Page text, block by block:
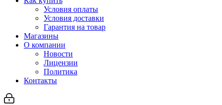
Условия оплаты
Условия доставки
Гарантия на товар
Магазины
О компании
Новости
Лицензии
Политика
Контакты